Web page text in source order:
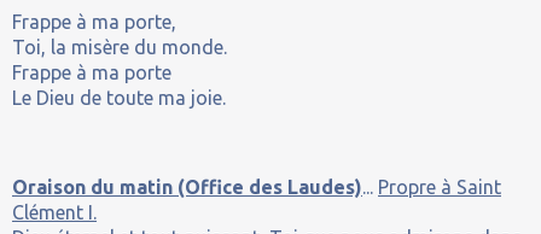
Frappe à ma porte,
Toi, la misère du monde.
Frappe à ma porte
Le Dieu de toute ma joie.
Oraison du matin (Office des Laudes)... Propre à Saint
Clément I.